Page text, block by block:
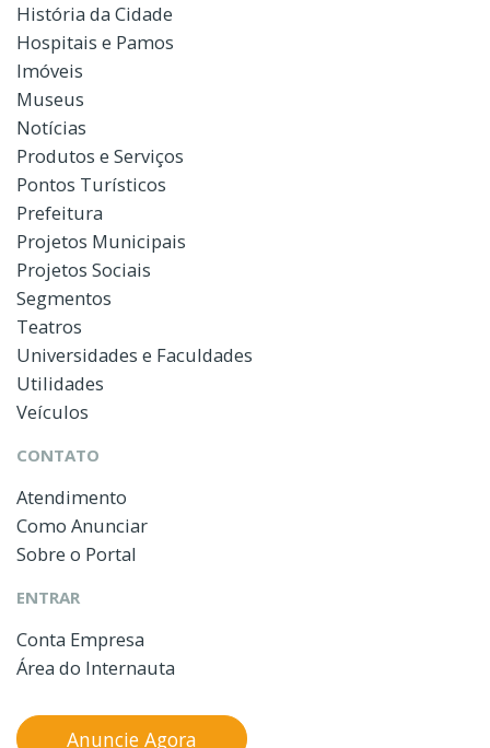
História da Cidade
Hospitais e Pamos
Imóveis
Museus
Notícias
Produtos e Serviços
Pontos Turísticos
Prefeitura
Projetos Municipais
Projetos Sociais
Segmentos
Teatros
Universidades e Faculdades
Utilidades
Veículos
CONTATO
Atendimento
Como Anunciar
Sobre o Portal
ENTRAR
Conta Empresa
Área do Internauta
Anuncie Agora